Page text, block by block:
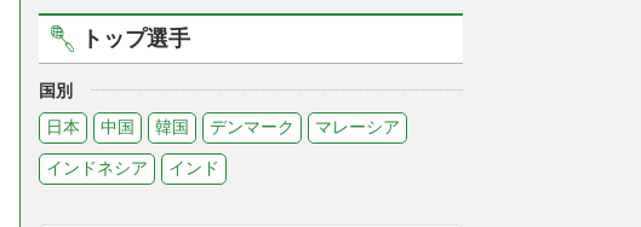
トップ選手
国別
日本
中国 韓国 デンマーク マレーシア
インドネシア インド